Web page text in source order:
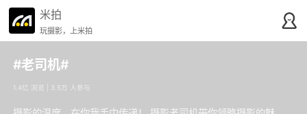
米拍
玩摄影，上米拍
#老司机#
1.4亿 浏览 | 3.5万 人参与